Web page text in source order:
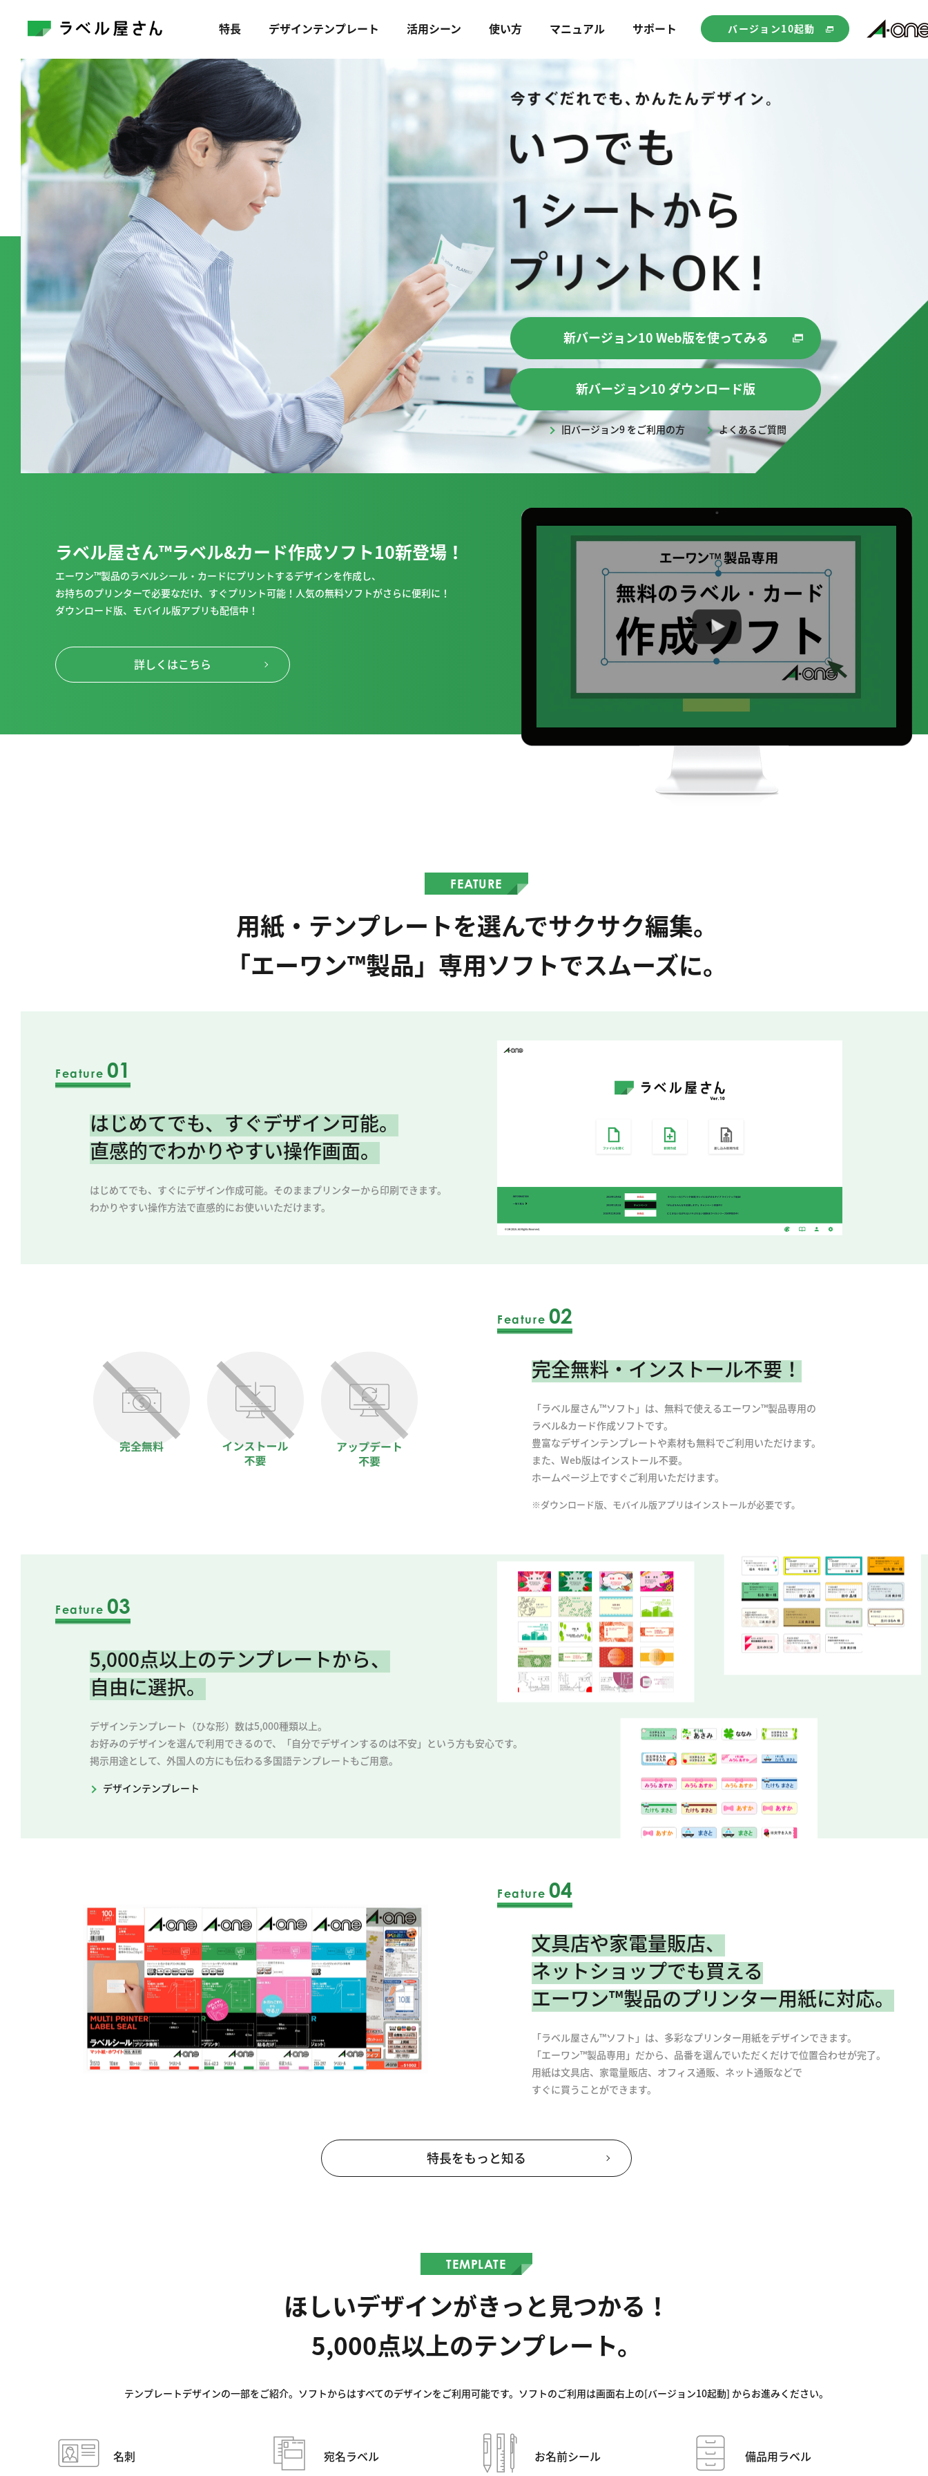
特長 デザインテンプレート 活用シーン 使い方 マニュアル サポート バージョン10起動
新バージョン10 Web版を使ってみる
新バージョン10 ダウンロード版
旧バージョン9 をご利用の方 よくあるご質問
ラベル屋さん™ラベル&カード作成ソフト10新登場！
エーワン™製品のラベルシール・カードにプリントするデザインを作成し、
お持ちのプリンターで必要なだけ、すぐプリント可能！人気の無料ソフトがさらに便利に！
ダウンロード版、モバイル版アプリも配信中！
詳しくはこちら
FEATURE
用紙・テンプレートを選んでサクサク編集。
「エーワン™製品」専用ソフトでスムーズに。
Feature 01
はじめてでも、すぐデザイン可能。
直感的でわかりやすい操作画面。
はじめてでも、すぐにデザイン作成可能。そのままプリンターから印刷できます。
わかりやすい操作方法で直感的にお使いいただけます。
Feature 02
完全無料・インストール不要！
「ラベル屋さん™ソフト」は、無料で使えるエーワン™製品専用の
ラベル&カード作成ソフトです。
豊富なデザインテンプレートや素材も無料でご利用いただけます。
また、Web版はインストール不要。
ホームページ上ですぐご利用いただけます。
※ダウンロード版、モバイル版アプリはインストールが必要です。
Feature 03
5,000点以上のテンプレートから、
自由に選択。
デザインテンプレート（ひな形）数は5,000種類以上。
お好みのデザインを選んで利用できるので、「自分でデザインするのは不安」という方も安心です。
掲示用途として、外国人の方にも伝わる多国語テンプレートもご用意。
デザインテンプレート
Feature 04
文具店や家電量販店、
ネットショップでも買える
エーワン™製品のプリンター用紙に対応。
「ラベル屋さん™ソフト」は、多彩なプリンター用紙をデザインできます。
「エーワン™製品専用」だから、品番を選んでいただくだけで位置合わせが完了。
用紙は文具店、家電量販店、オフィス通販、ネット通販などで
すぐに買うことができます。
特長をもっと知る
TEMPLATE
ほしいデザインがきっと見つかる！
5,000点以上のテンプレート。
テンプレートデザインの一部をご紹介。ソフトからはすべてのデザインをご利用可能です。ソフトのご利用は画面右上の[バージョン10起動] からお進みください。
名刺 宛名ラベル お名前シール 備品用ラベル